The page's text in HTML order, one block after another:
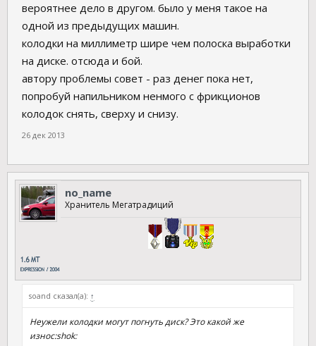
вероятнее дело в другом. было у меня такое на
одной из предыдущих машин.
колодки на миллиметр шире чем полоска выработки
на диске. отсюда и бой.
автору проблемы совет - раз денег пока нет,
попробуй напильником ненмого с фрикционов
колодок снять, сверху и снизу.
26 дек 2013
no_name
Хранитель Мегатрадиций
soand сказал(а): ↑
Неужели колодки могут погнуть диск? Это какой же
износ:shok: